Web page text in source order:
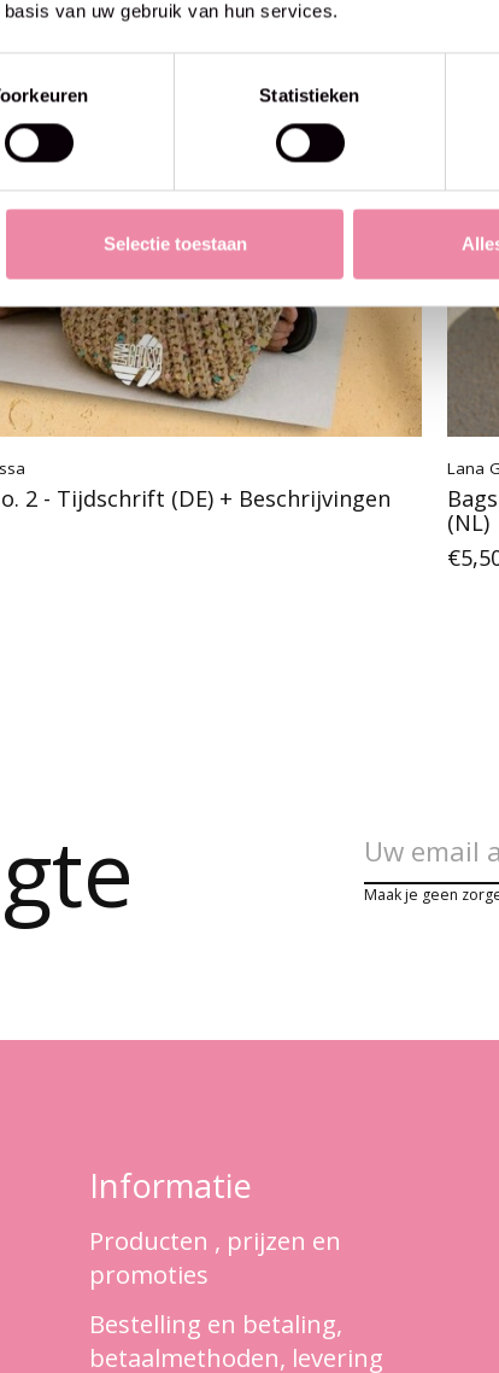
van uw gebruik van hun services.
Statistieken
Selectie toestaan
2 - Tijdschrift (DE) + Beschrijvingen
Lana
(NL)
Maak je geen
Informatie
Producten , prijzen en
promoties
Bestelling en betaling,
betaalmethoden, levering